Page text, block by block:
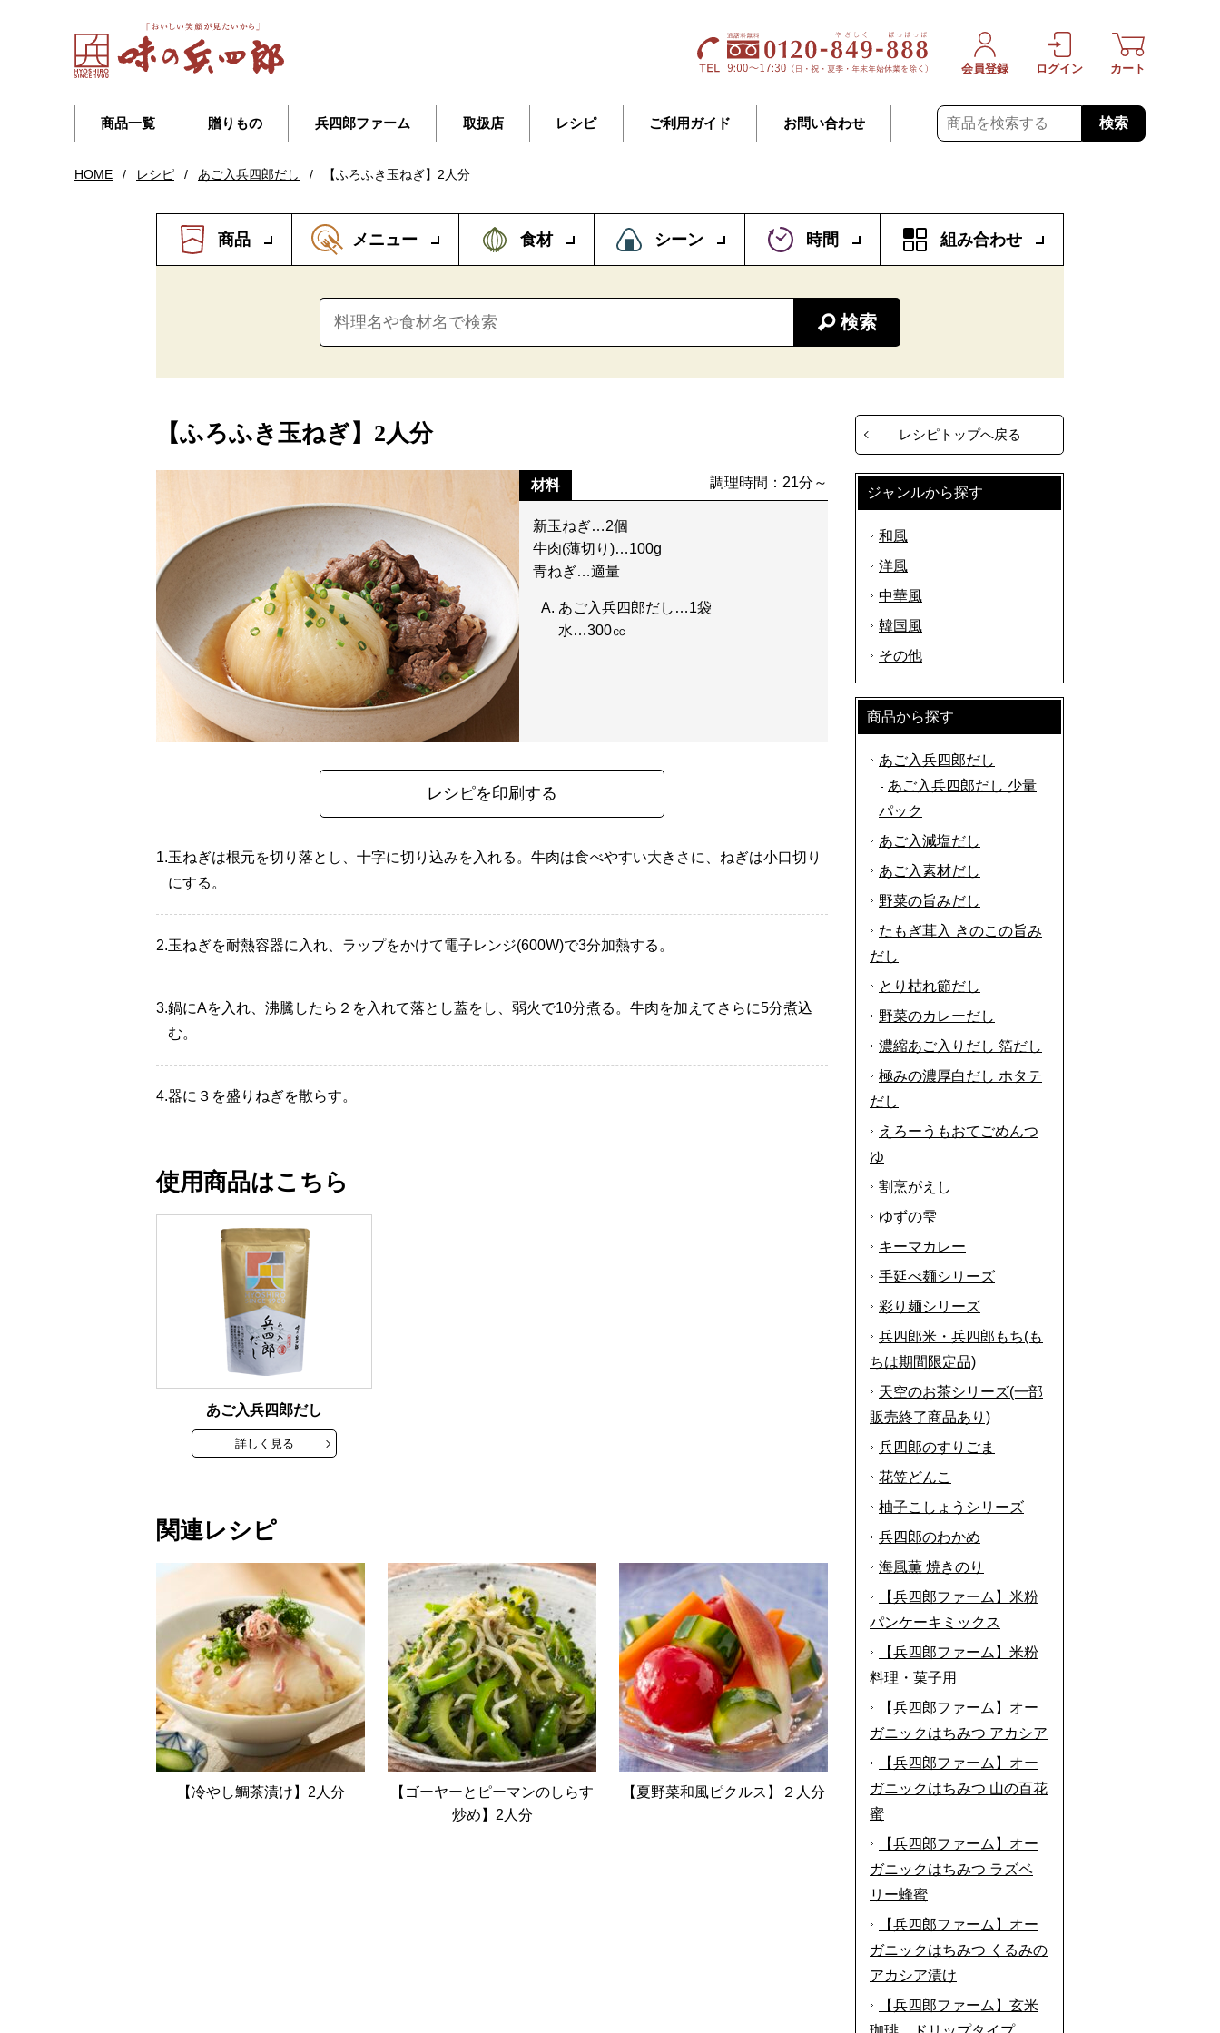
商品一覧 贈りもの 兵四郎ファーム 取扱店 レシピ ご利用ガイド お問い合わせ 検索
会員登録 ログイン カート
HOME / レシピ / あご入兵四郎だし / 【ふろふき玉ねぎ】2人分
商品 メニュー 食材 シーン 時間 組み合わせ
検索
【ふろふき玉ねぎ】2人分
材料 調理時間：21分～
新玉ねぎ…2個
牛肉(薄切り)…100g
青ねぎ…適量
あご入兵四郎だし…1袋
水…300㏄
レシピを印刷する
1.玉ねぎは根元を切り落とし、十字に切り込みを入れる。牛肉は食べやすい大きさに、ねぎは小口切り
にする。
2.玉ねぎを耐熱容器に入れ、ラップをかけて電子レンジ(600W)で3分加熱する。
3.鍋にAを入れ、沸騰したら２を入れて落とし蓋をし、弱火で10分煮る。牛肉を加えてさらに5分煮込
む。
4.器に３を盛りねぎを散らす。
使用商品はこちら
あご入兵四郎だし
詳しく見る
関連レシピ
【冷やし鯛茶漬け】2人分
【ゴーヤーとピーマンのしらす
炒め】2人分
【夏野菜和風ピクルス】２人分
レシピトップへ戻る
ジャンルから探す
和風
洋風
中華風
韓国風
その他
商品から探す
あご入兵四郎だし
あご入兵四郎だし 少量
パック
あご入減塩だし
あご入素材だし
野菜の旨みだし
たもぎ茸入 きのこの旨み
だし
とり枯れ節だし
野菜のカレーだし
濃縮あご入りだし 箔だし
極みの濃厚白だし ホタテ
だし
えろーうもおてごめんつ
ゆ
割烹がえし
ゆずの雫
キーマカレー
手延べ麺シリーズ
彩り麺シリーズ
兵四郎米・兵四郎もち(も
ちは期間限定品)
天空のお茶シリーズ(一部
販売終了商品あり)
兵四郎のすりごま
花笠どんこ
柚子こしょうシリーズ
兵四郎のわかめ
海風薫 焼きのり
【兵四郎ファーム】米粉
パンケーキミックス
【兵四郎ファーム】米粉
料理・菓子用
【兵四郎ファーム】オー
ガニックはちみつ アカシア
【兵四郎ファーム】オー
ガニックはちみつ 山の百花
蜜
【兵四郎ファーム】オー
ガニックはちみつ ラズベ
リー蜂蜜
【兵四郎ファーム】オー
ガニックはちみつ くるみの
アカシア漬け
【兵四郎ファーム】玄米